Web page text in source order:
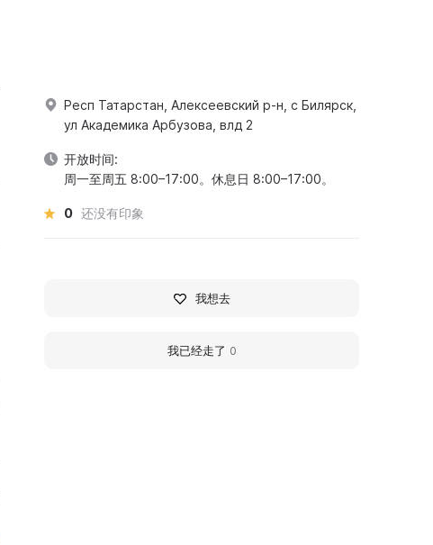
Респ Татарстан, Алексеевский р-н, с Билярск,
ул Академика Арбузова, влд 2
开放时间:
周一至周五 8:00–17:00。休息日 8:00–17:00。
0 还没有印象
我想去
我已经走了 0